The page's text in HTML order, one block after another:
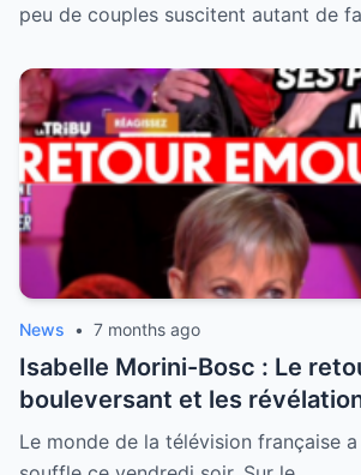
peu de couples suscitent autant de
News • 7 months ago
Isabelle Morini-Bosc : Le
bouleversant et les
après la perte de son mari
Le monde de la télévision française